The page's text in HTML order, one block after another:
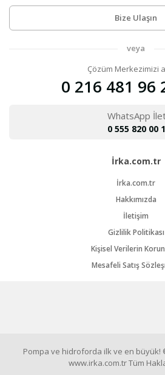
Bize Ulaşın
veya
Çözüm Merkezimizi
0 216 481 96
WhatsApp
0 555 820 00
İrka.com.tr
İrka.com.tr
Hakkımızda
İletişim
Gizlilik Politikası
Kişisel Verilerin
Mesafeli Satış
Pompa ve hidroforda ilk ve en büyük!
www.irka.com.tr Tüm